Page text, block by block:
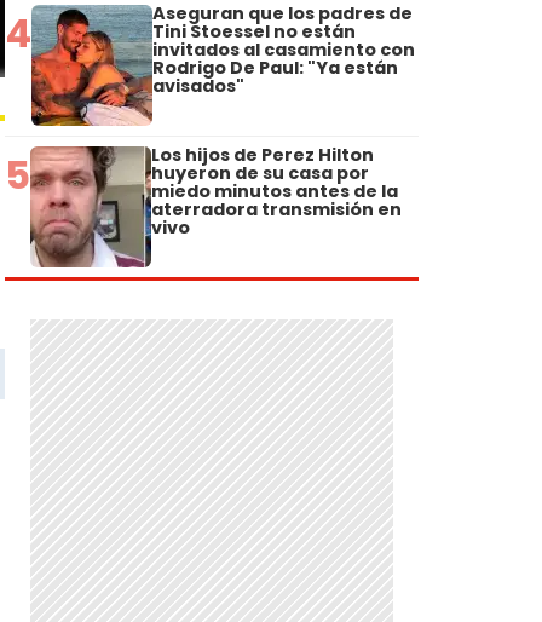
4 Aseguran que los padres de
Tini Stoessel no están
invitados al casamiento con
Rodrigo De Paul: "Ya están
avisados"
5 Los hijos de Perez Hilton
huyeron de su casa por
miedo minutos antes de la
aterradora transmisión en
vivo